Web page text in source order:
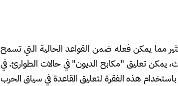
مما يمكن فعله ضمن القواعد الحالية التي تسمح
يمكن تعليق "مكابح الديون" في حالات الطوارئ. في
باستخدام هذه الفقرة لتعليق القاعدة في سياق الحرب